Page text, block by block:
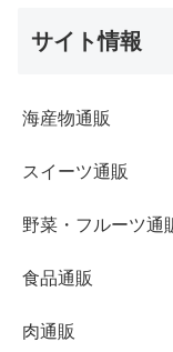
サイト情報
海産物通販
スイーツ通販
野菜・フルーツ通
食品通販
肉通販